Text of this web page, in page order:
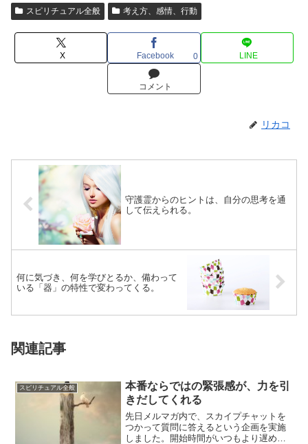
スピリチュアル全般 考え方、感情、行動
X Facebook 0 LINE
コメント
リカコ
守護霊からのヒントは、自分の思考を通
して伝えられる。
何に気づき、何を学びとるか、備わって
いる「器」の特性で変わってくる。
関連記事
スピリチュアル全般
本番ならではの緊張感が、力を引
きだしてくれる
先日メルマガ内で、スカイプチャットを
つかって質問に答えるという企画を実施
しました。開始時間がいつもより遅めで